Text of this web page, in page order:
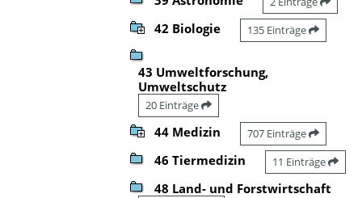
42 Biologie 135 Einträge
43 Umweltforschung,
Umweltschutz
20 Einträge
44 Medizin 707 Einträge
46 Tiermedizin 11 Einträge
48 Land- und Forstwirtschaft